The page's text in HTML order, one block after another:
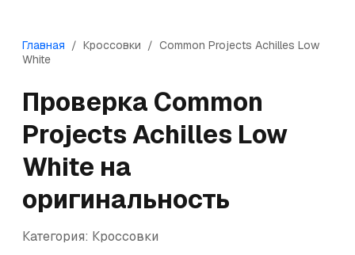
Главная / Кроссовки / Common Projects Achilles Low
White
Проверка Common
ProjectsAchilles Low
White на
оригинальность
Категория: Кроссовки